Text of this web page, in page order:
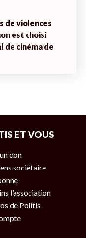
de violences
est choisi
de cinéma de
ET VOUS
don
sociétaire
l’association
de Politis